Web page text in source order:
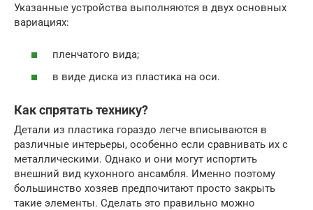
Указанные устройства выполняются в двух основных
вариациях:
пленчатого вида;
в виде диска из пластика на оси.
Как спрятать технику?
Детали из пластика гораздо легче вписываются в
различные интерьеры, особенно если сравнивать их с
металлическими. Однако и они могут испортить
внешний вид кухонного ансамбля. Именно поэтому
большинство хозяев предпочитают просто закрыть
такие элементы. Сделать это правильно можно